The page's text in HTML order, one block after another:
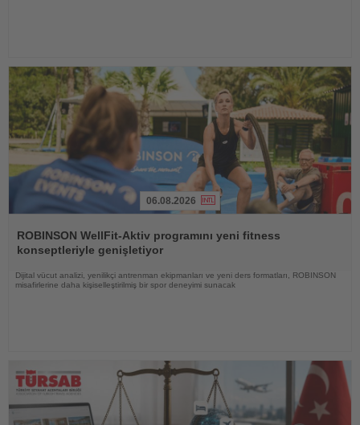
Oku
06.08.2026
ROBINSON WellFit-Aktiv programını yeni fitness
konseptleriyle genişletiyor
Dijital vücut analizi, yenilikçi antrenman ekipmanları ve yeni ders formatları, ROBINSON
misafirlerine daha kişiselleştirilmiş bir spor deneyimi sunacak